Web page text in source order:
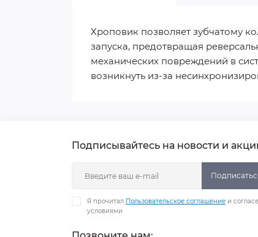
Хроповик позволяет зубчатому
запуска, предотвращая
механических повреждений в
возникнуть из-за
Подписывайтесь на новости и
Я прочитал Пользовательское соглашение и
условиями